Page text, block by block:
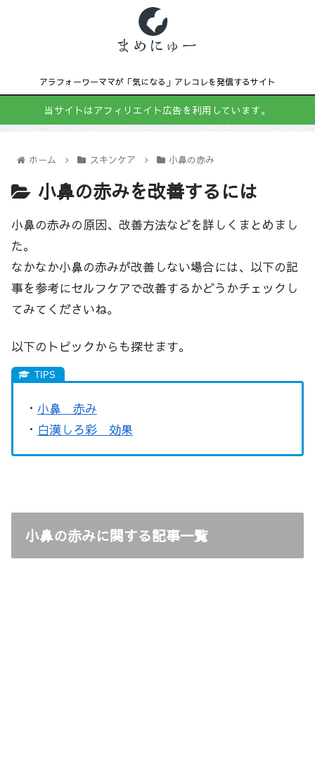
アラフォーワーママが「気になる」アレコレを発信するサイト
当サイトはアフィリエイト広告を利用しています。
ホーム スキンケア 小鼻の赤み
小鼻の赤みを改善するには
小鼻の赤みの原因、改善方法などを詳しくまとめまし
た。
なかなか小鼻の赤みが改善しない場合には、以下の記
事を参考にセルフケアで改善するかどうかチェックし
てみてくださいね。
以下のトピックからも探せます。
・ 小鼻 赤み
・ 白漢しろ彩 効果
小鼻の赤みに関する記事一覧